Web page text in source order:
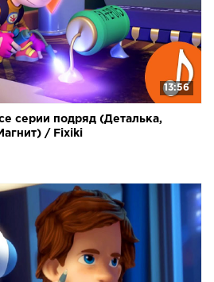
13:56
серии подряд (Деталька,
/ Fixiki